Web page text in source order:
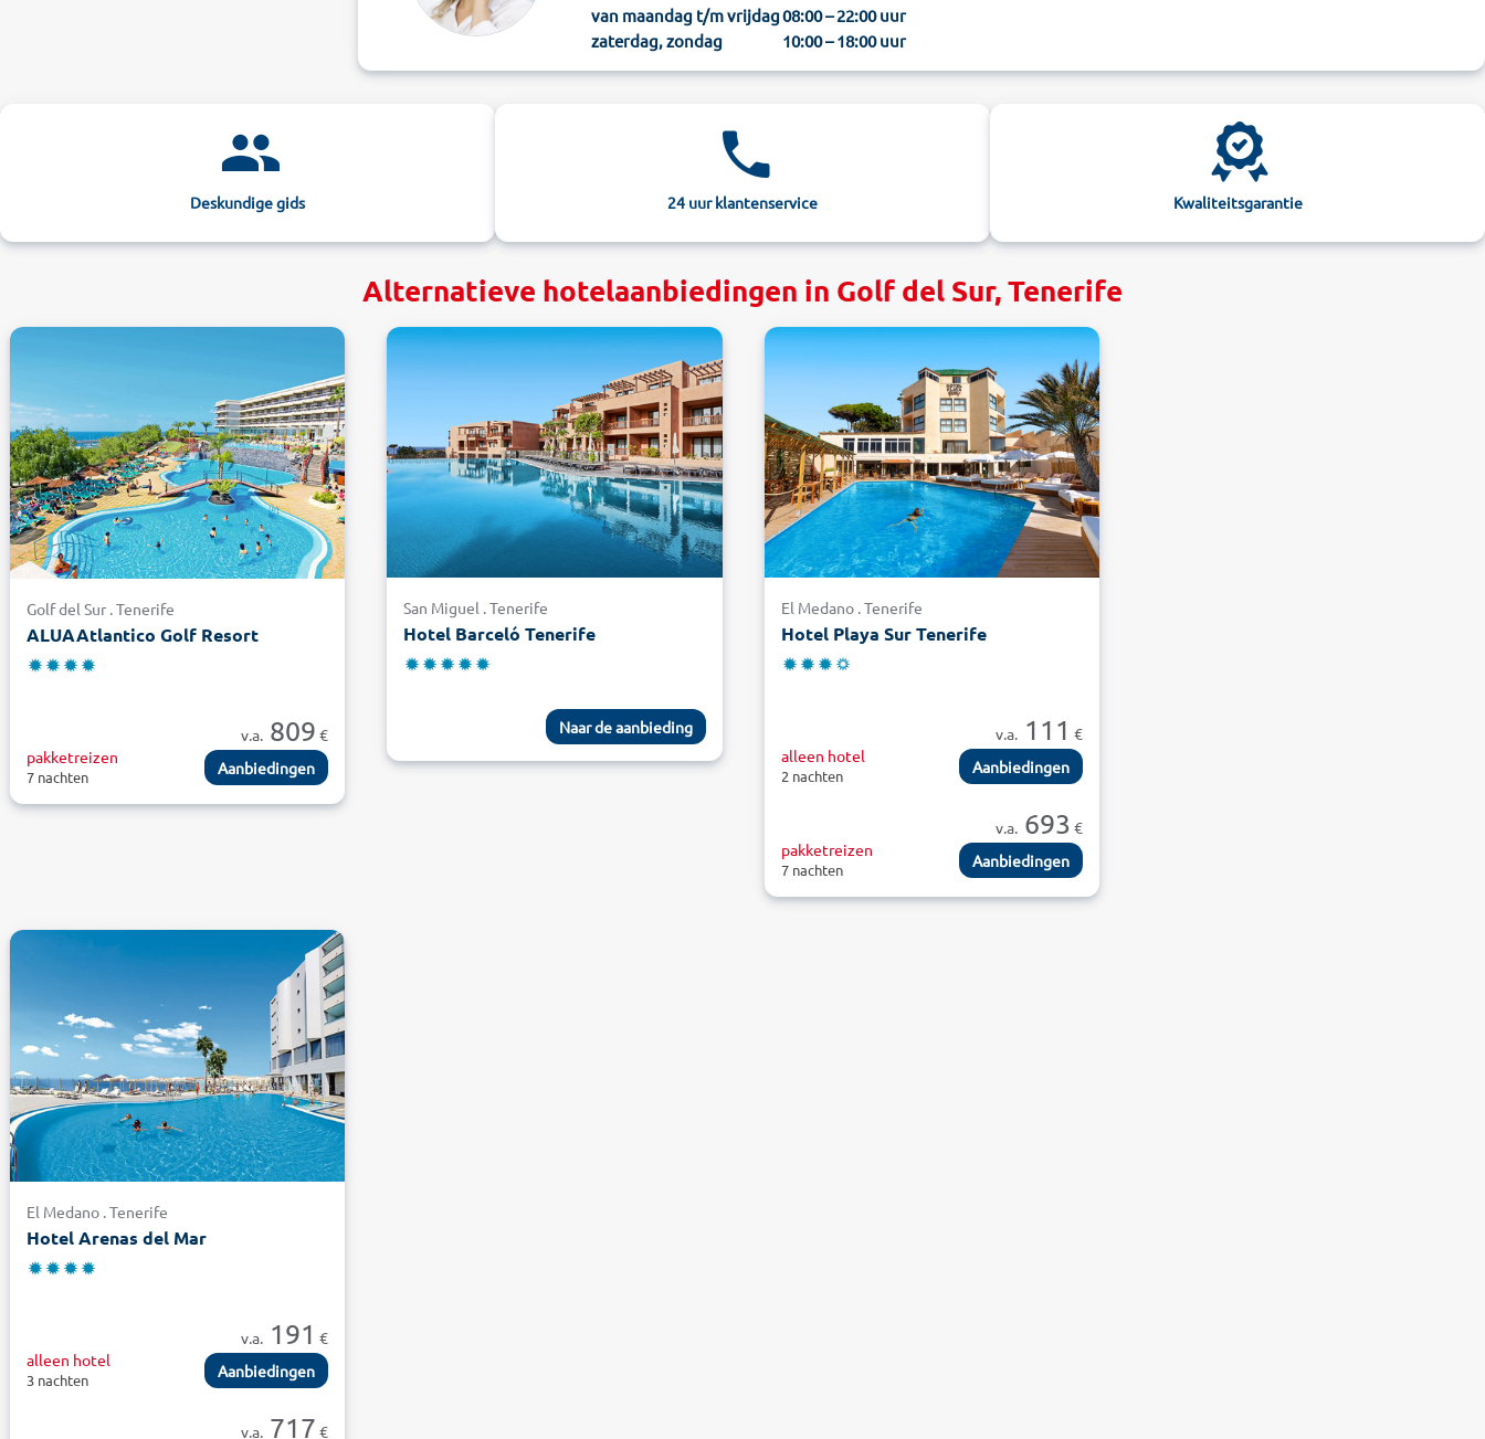
van maandag t/m vrijdag08:00 – 22:00 uur
zaterdag, zondag
10:00 – 18:00 uur
Deskundige gids 24 uur klantenservice Kwaliteitsgarantie
Alternatieve hotelaanbiedingen in Golf del Sur, Tenerife
Golf del Sur . Tenerife
ALUAAtlantico Golf Resort
v.a. 809 €
pakketreizen
7 nachten Aanbiedingen
San Miguel . Tenerife
Hotel Barceló Tenerife
Naar de aanbieding
El Medano . Tenerife
Hotel Playa Sur Tenerife
v.a. 111 €
alleen hotel
2 nachten Aanbiedingen
v.a. 693 €
pakketreizen
7 nachten Aanbiedingen
El Medano . Tenerife
Hotel Arenas del Mar
v.a. 191 €
alleen hotel
3 nachten Aanbiedingen
v.a. 717 €